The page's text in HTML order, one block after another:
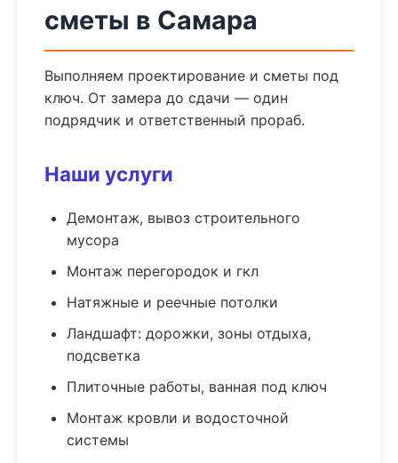
сметы в Самара
Выполняем проектирование и сметы под
ключ. От замера до сдачи — один
подрядчик и ответственный прораб.
Наши услуги
Демонтаж, вывоз строительного
мусора
Монтаж перегородок и гкл
Натяжные и реечные потолки
Ландшафт: дорожки, зоны отдыха,
подсветка
Плиточные работы, ванная под ключ
Монтаж кровли и водосточной
системы